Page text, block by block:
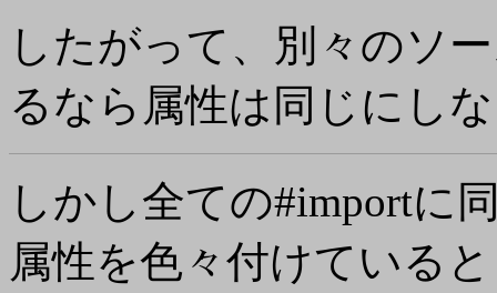
したがって、別々のソ
るなら属性は同じにし
しかし全ての#importに
属性を色々付けている